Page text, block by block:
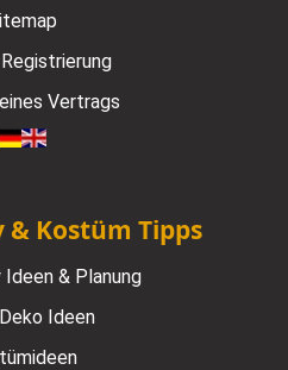
Vertrags
Kostüm Tipps
& Planung
Ideen